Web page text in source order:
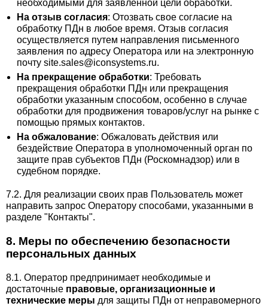
необходимыми для заявленной цели обработки.
На отзыв согласия: Отозвать свое согласие на
обработку ПДн в любое время. Отзыв согласия
осуществляется путем направления письменного
заявления по адресу Оператора или на электронную
почту site.sales@iconsystems.ru.
На прекращение обработки: Требовать
прекращения обработки ПДн или прекращения
обработки указанным способом, особенно в случае
обработки для продвижения товаров/услуг на рынке с
помощью прямых контактов.
На обжалование: Обжаловать действия или
бездействие Оператора в уполномоченный орган по
защите прав субъектов ПДн (Роскомнадзор) или в
судебном порядке.
7.2. Для реализации своих прав Пользователь может
направить запрос Оператору способами, указанными в
разделе "Контакты".
8. Меры по обеспечению безопасности
персональных данных
8.1. Оператор предпринимает необходимые и
достаточные правовые, организационные и
технические меры для защиты ПДн от неправомерного